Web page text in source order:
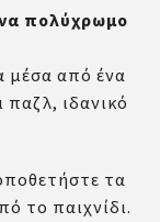
πολύχρωμο
μέσα από ένα
παζλ, ιδανικό
τα
το παιχνίδι.